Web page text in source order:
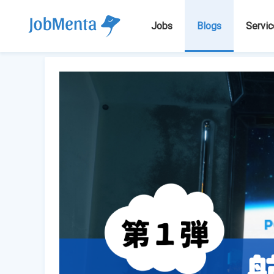
Jobs Blogs